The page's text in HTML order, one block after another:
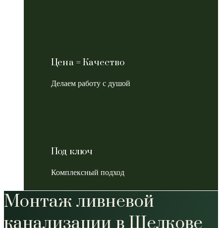
Цена = Качество
Делаем работу с душой
Под ключ
Комплексный подход
Монтаж ливневой